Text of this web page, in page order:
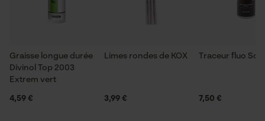
Graisse longue durée
Divinol Top 2003
Extrem vert
4,59 €
Limes rondes de KOX
3,99 €
Traceur fluo
7,50 €